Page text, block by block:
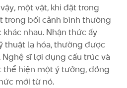
một vật, khi đặt trong
trong bối cảnh bình thường
nhau. Nhận thức ấy
thuật lạ hóa, thường được
sĩ lợi dụng cấu trúc và
thể hiện một ý tưởng, đồng
mới từ nó.